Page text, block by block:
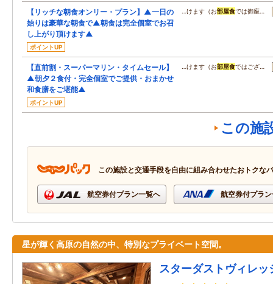
【リッチな朝食オンリー・プラン】▲一日の
始りは豪華な朝食で▲朝食は完全個室でお召
し上がり頂けます▲
ポイントUP
…けます（お部屋食では御座…
【直前割・スーパーマリン・タイムセール】
▲朝夕２食付・完全個室でご提供・おまかせ
和食膳をご堪能▲
ポイントUP
…けます（お部屋食ではござ…
この施
この施設と交通手段を自由に組み合わせたおトクな
航空券付プラン一覧へ 航空券付プラ
星が輝く高原の自然の中、特別なプライベート空間。
スターダストヴィレッ